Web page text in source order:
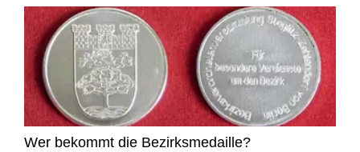
Wer bekommt die Bezirksmedaille?